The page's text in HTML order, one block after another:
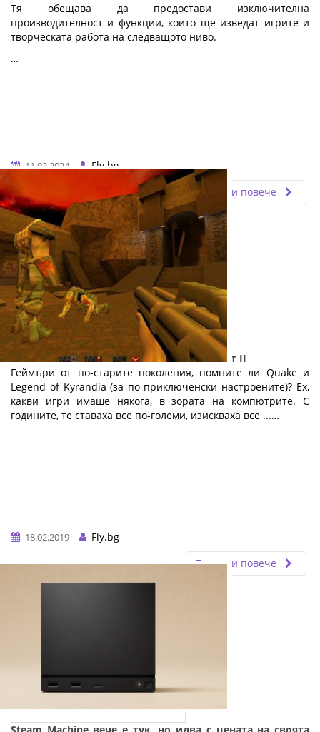
Тя обещава да предостави изключителна
производителност и функции, които ще изведат игрите и
творческата работа на следващото ниво.
…
11.03.2024
Fly.bg
Прочети повече
Електронните спортове и геймингът: Част II
Геймъри от по-старите поколения, помните ли Quake и
Legend of Kyrandia (за по-приключенски настроените)? Ех,
какви игри имаше някога, в зората на компютрите. С
годините, те ставаха все по-големи, изискваха все ...…
18.02.2019
Fly.bg
Прочети повече